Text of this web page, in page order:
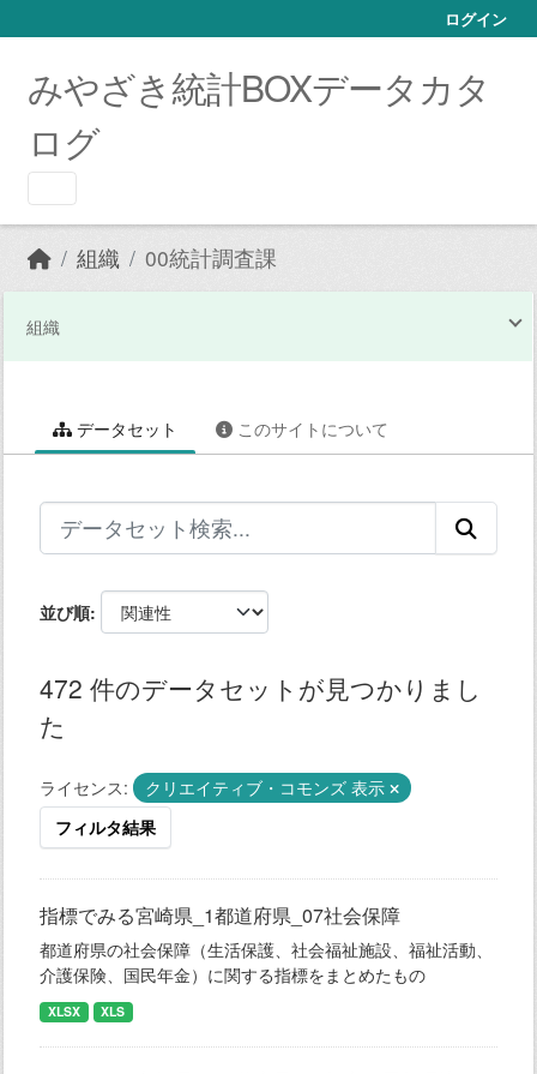
ログイン
みやざき統計BOXデータカタ
ログ
組織 00統計調査課
組織
データセット このサイトについて
並び順
472 件のデータセットが見つかりまし
た
ライセンス:
クリエイティブ・コモンズ 表示
フィルタ結果
指標でみる宮崎県_1都道府県_07社会保障
都道府県の社会保障（生活保護、社会福祉施設、福祉活動、
介護保険、国民年金）に関する指標をまとめたもの
XLSX XLS